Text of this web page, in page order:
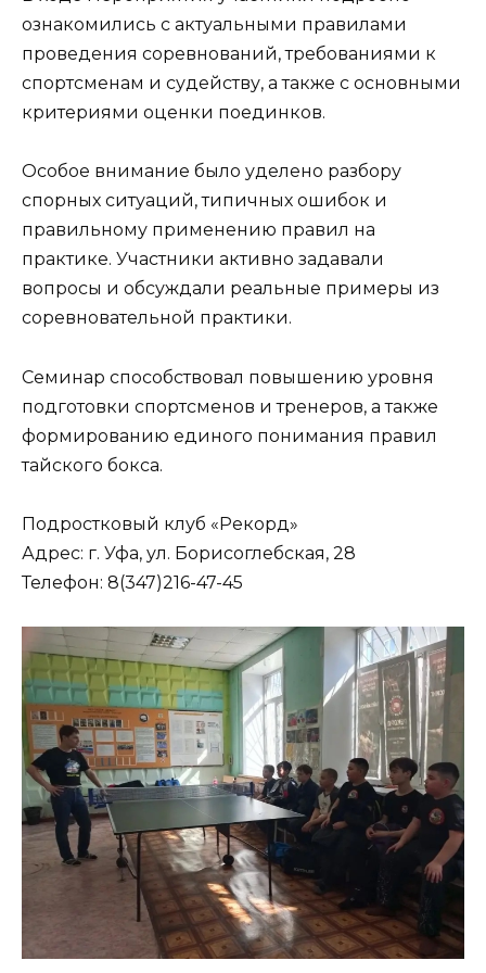
ознакомились с актуальными правилами
проведения соревнований, требованиями к
спортсменам и судейству, а также с основными
критериями оценки поединков.
Особое внимание было уделено разбору
спорных ситуаций, типичных ошибок и
правильному применению правил на
практике. Участники активно задавали
вопросы и обсуждали реальные примеры из
соревновательной практики.
Семинар способствовал повышению уровня
подготовки спортсменов и тренеров, а также
формированию единого понимания правил
тайского бокса.
Подростковый клуб «Рекорд»
Адрес: г. Уфа, ул. Борисоглебская, 28
Телефон: 8(347)216-47-45